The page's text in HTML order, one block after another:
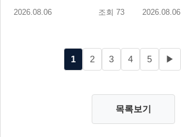
키지 제품 8월 7일 예약판매
2026.08.06 조회 73
즌 개막!
2026.08.06
1 2 3 4 5 ▶
목록보기